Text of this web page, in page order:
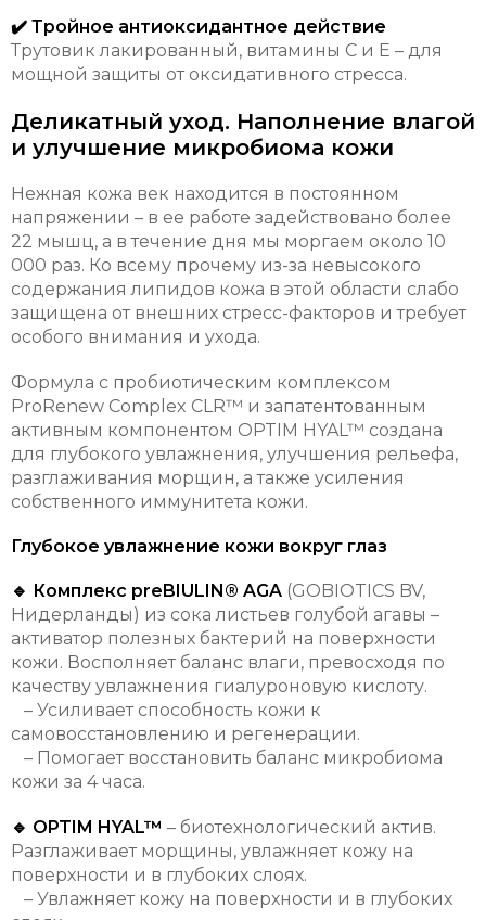
✔️ Тройное антиоксидантное действие
Трутовик лакированный, витамины C и E – для
мощной защиты от оксидативного стресса.
Деликатный уход. Наполнение влагой
и улучшение микробиома кожи
Нежная кожа век находится в постоянном
напряжении – в ее работе задействовано более
22 мышц, а в течение дня мы моргаем около 10
000 раз. Ко всему прочему из-за невысокого
содержания липидов кожа в этой области слабо
защищена от внешних стресс-факторов и требует
особого внимания и ухода.
Формула с пробиотическим комплексом
ProRenew Complex CLR™ и запатентованным
активным компонентом OPTIM HYAL™ создана
для глубокого увлажнения, улучшения рельефа,
разглаживания морщин, а также усиления
собственного иммунитета кожи.
Глубокое увлажнение кожи вокруг глаз
🔹 Комплекс preBIULIN® AGA (GOBIOTICS BV,
Нидерланды) из сока листьев голубой агавы –
активатор полезных бактерий на поверхности
кожи. Восполняет баланс влаги, превосходя по
качеству увлажнения гиалуроновую кислоту.
– Усиливает способность кожи к
самовосстановлению и регенерации.
– Помогает восстановить баланс микробиома
кожи за 4 часа.
🔹 OPTIM HYAL™ – биотехнологический актив.
Разглаживает морщины, увлажняет кожу на
поверхности и в глубоких слоях.
– Увлажняет кожу на поверхности и в глубоких